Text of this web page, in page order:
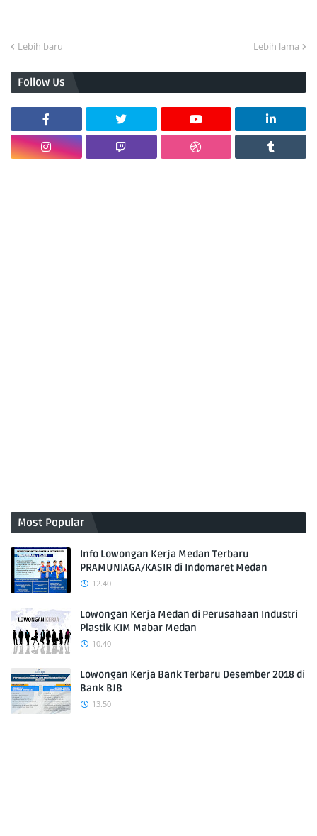
Lebih baru Lebih lama
Follow Us
Most Popular
Info Lowongan Kerja Medan Terbaru
PRAMUNIAGA/KASIR di Indomaret Medan
12.40
Lowongan Kerja Medan di Perusahaan Industri
Plastik KIM Mabar Medan
10.40
Lowongan Kerja Bank Terbaru Desember 2018 di
Bank BJB
13.50